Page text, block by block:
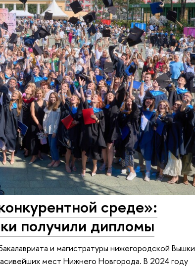
среде»:
получили дипломы
и магистратуры нижегородской Вышки
мест Нижнего Новгорода. В 2024 году